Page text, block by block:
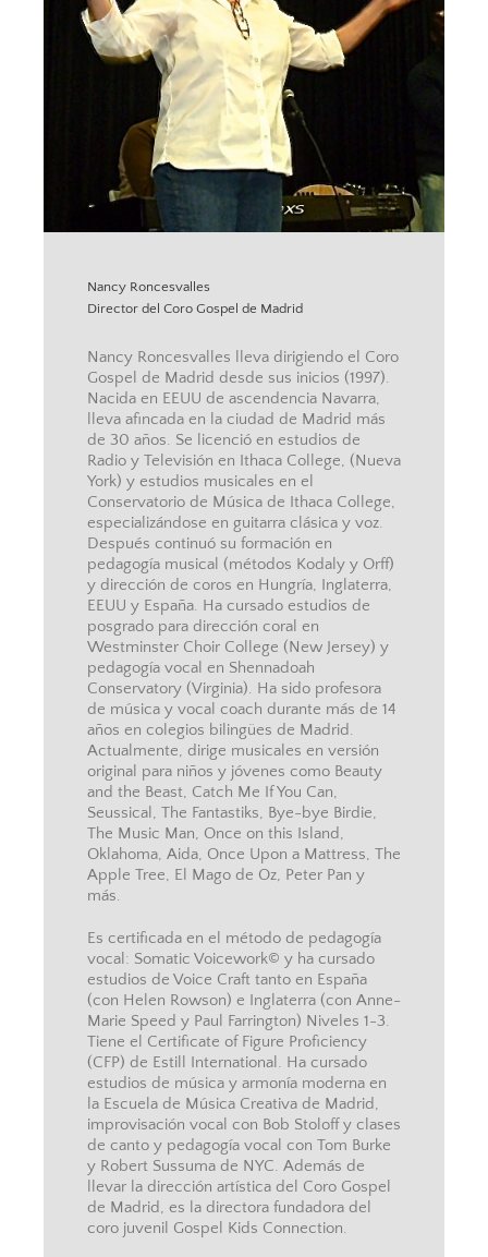
Nancy Roncesvalles
Director del Coro Gospel de Madrid
Nancy Roncesvalles lleva dirigiendo el Coro
Gospel de Madrid desde sus inicios (1997).
Nacida en EEUU de ascendencia Navarra,
lleva afincada en la ciudad de Madrid más
de 30 años. Se licenció en estudios de
Radio y Televisión en Ithaca College, (Nueva
York) y estudios musicales en el
Conservatorio de Música de Ithaca College,
especializándose en guitarra clásica y voz.
Después continuó su formación en
pedagogía musical (métodos Kodaly y Orff)
y dirección de coros en Hungría, Inglaterra,
EEUU y España. Ha cursado estudios de
posgrado para dirección coral en
Westminster Choir College (New Jersey) y
pedagogía vocal en Shennadoah
Conservatory (Virginia). Ha sido profesora
de música y vocal coach durante más de 14
años en colegios bilingües de Madrid.
Actualmente, dirige musicales en versión
original para niños y jóvenes como Beauty
and the Beast, Catch Me If You Can,
Seussical, The Fantastiks, Bye-bye Birdie,
The Music Man, Once on this Island,
Oklahoma, Aida, Once Upon a Mattress, The
Apple Tree, El Mago de Oz, Peter Pan y
más.
Es certificada en el método de pedagogía
vocal: Somatic Voicework© y ha cursado
estudios de Voice Craft tanto en España
(con Helen Rowson) e Inglaterra (con Anne-
Marie Speed y Paul Farrington) Niveles 1-3.
Tiene el Certificate of Figure Proficiency
(CFP) de Estill International. Ha cursado
estudios de música y armonía moderna en
la Escuela de Música Creativa de Madrid,
improvisación vocal con Bob Stoloff y clases
de canto y pedagogía vocal con Tom Burke
y Robert Sussuma de NYC. Además de
llevar la dirección artística del Coro Gospel
de Madrid, es la directora fundadora del
coro juvenil Gospel Kids Connection.